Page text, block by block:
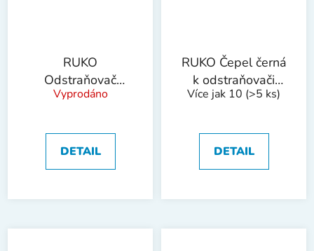
RUKO
Odstraňovač
otřepů, sada E,
Vyprodáno
DETAIL
RUKO Čepel černá
k odstraňovači
otřepů B10
Více jak 10 (>5 ks)
DETAIL